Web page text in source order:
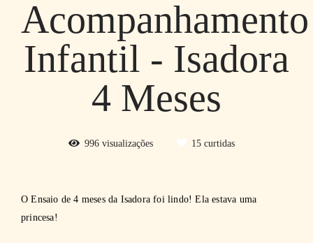
Acompanhamento
Infantil - Isadora
4 Meses
996visualizações 15curtidas
O Ensaio de 4 meses da Isadora foi lindo! Ela estava uma
princesa!